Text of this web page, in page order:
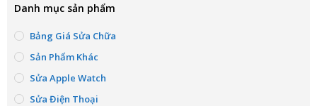
Danh mục sản phẩm
Bảng Giá Sửa Chữa
Sản Phẩm Khác
Sửa Apple Watch
Sửa Điện Thoại